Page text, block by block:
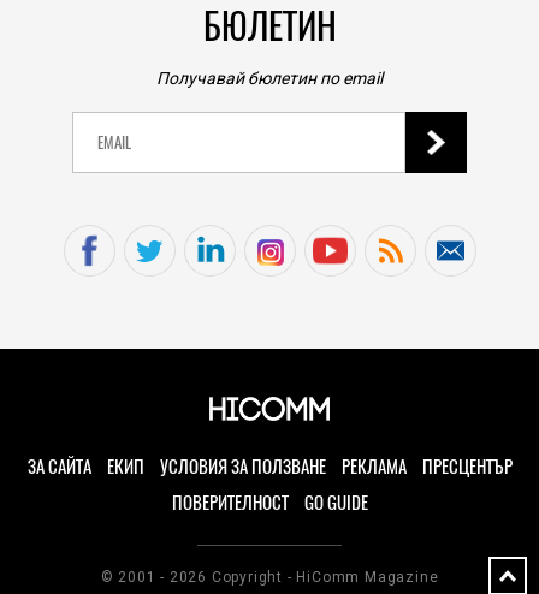
БЮЛЕТИН
Получавай бюлетин по email
ЗА САЙТА ЕКИП УСЛОВИЯ ЗА ПОЛЗВАНЕ РЕКЛАМА
ПРЕСЦЕНТЪР
ПОВЕРИТЕЛНОСТ
GO GUIDE
© 2001 - 2026 Copyright - HiComm Magazine